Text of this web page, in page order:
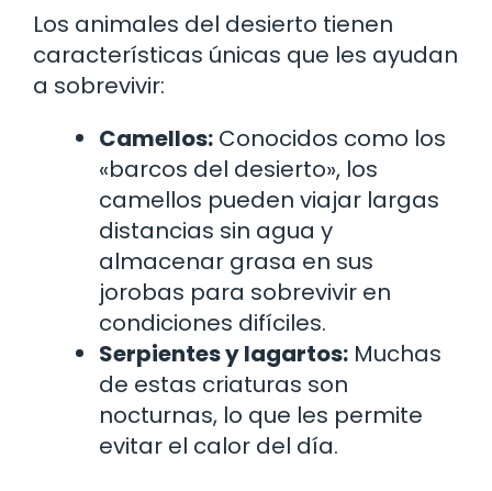
Los animales del desierto tienen
características únicas que les ayudan
a sobrevivir:
Camellos: Conocidos como los
«barcos del desierto», los
camellos pueden viajar largas
distancias sin agua y
almacenar grasa en sus
jorobas para sobrevivir en
condiciones difíciles.
Serpientes y lagartos: Muchas
de estas criaturas son
nocturnas, lo que les permite
evitar el calor del día.